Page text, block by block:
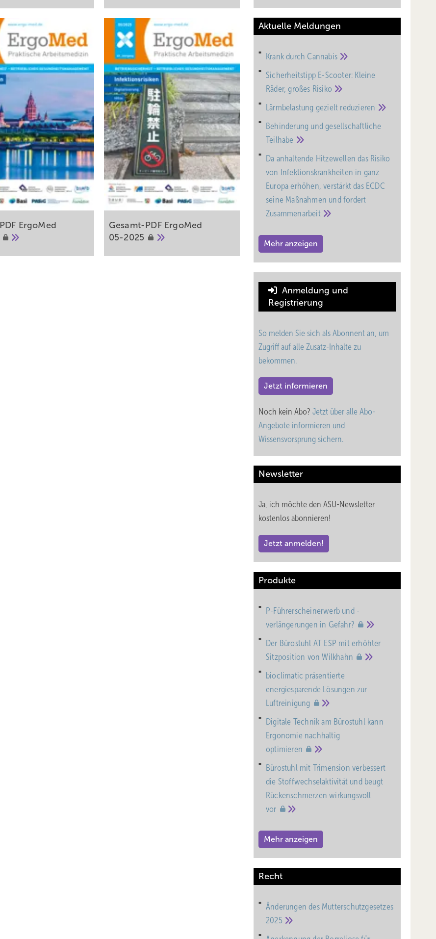
ErgoMed
Gesamt-PDF ErgoMed
05-2025
Aktuelle Meldungen
Krank durchCannabis
Sicherheitstipp E-Scooter: Kleine
Räder, großes Risiko
Lärmbelastung gezielt reduzieren
Behinderung und gesell­schaft­liche
Teil­habe
Da anhaltende Hitzewellen das Risiko
von Infektionskrankheiten in ganz
Europa erhöhen, verstärkt das ECDC
seine Maßnahmen und fordert
Zusammenarbeit
Mehr anzeigen
Anmeldung und
Registrierung
So melden Sie sich als Abonnent an, um
Zugriff auf alle Zusatz-Inhalte zu
bekommen.
Jetzt informieren
Noch kein Abo? Jetzt über alle Abo-
Angebote informieren und
Wissensvorsprung sichern.
Newsletter
Ja, ich möchte den ASU-Newsletter
kostenlos abonnieren!
Jetzt anmelden!
Produkte
P-Führerscheinerwerb und -
verlängerungen in Gefahr?
Der Bürostuhl AT ESP mit erhöhter
Sitzposition vonWilkhahn
bioclimatic präsentierte
energiesparende Lösungen zur
Luftreinigung
Digitale Technik am Bürostuhl kann
Ergonomie nachhaltig
optimieren
Bürostuhl mit Trimension verbessert
die Stoffwechselaktivität und beugt
Rückenschmerzen wirkungsvoll
vor
Mehr anzeigen
Recht
Änderungen des Mutterschutz­gesetzes
2025